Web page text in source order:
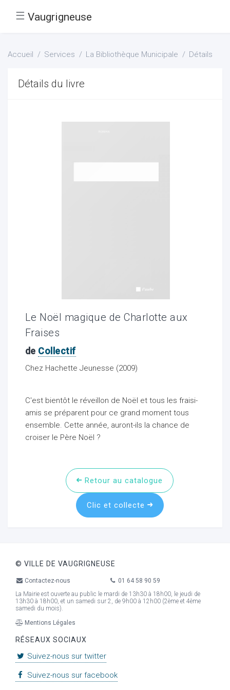
☰ Vaugrigneuse
Accueil Services La Bibliothèque Municipale Détails
Détails du livre
Le Noël magique de Charlotte aux
Fraises
de Collectif
Chez Hachette Jeunesse (2009)
C'est bientôt le réveillon de Noël et tous les fraisi-
amis se préparent pour ce grand moment tous
ensemble. Cette année, auront-ils la chance de
croiser le Père Noël ?
Retour au catalogue
Clic et collecte
© VILLE DE VAUGRIGNEUSE
Contactez-nous
01 64 58 90 59
La Mairie est ouverte au public le mardi de 13h30 à 18h00, le jeudi de
13h30 à 18h00, et un samedi sur 2, de 9h00 à 12h00 (2ème et 4ème
samedi du mois).
Mentions Légales
RÉSEAUX SOCIAUX
Suivez-nous sur twitter
Suivez-nous sur facebook